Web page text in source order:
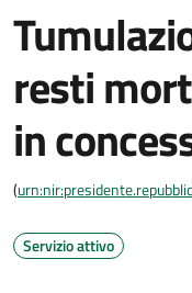
resti
in
(
Servizio attivo